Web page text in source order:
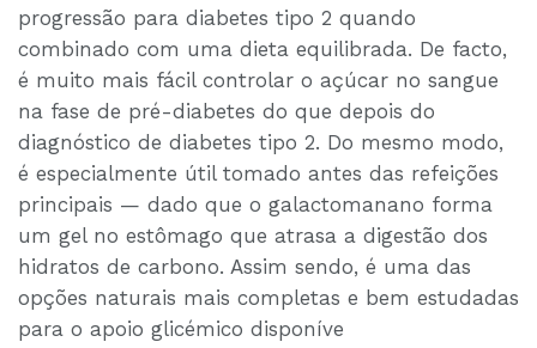
progressão para diabetes tipo 2 quando
combinado com uma dieta equilibrada. De facto,
é muito mais fácil controlar o açúcar no sangue
na fase de pré-diabetes do que depois do
diagnóstico de diabetes tipo 2. Do mesmo modo,
é especialmente útil tomado antes das refeições
principais — dado que o galactomanano forma
um gel no estômago que atrasa a digestão dos
hidratos de carbono. Assim sendo, é uma das
opções naturais mais completas e bem estudadas
para o apoio glicémico disponíve